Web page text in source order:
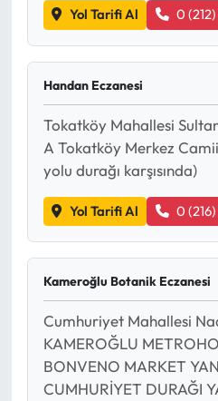
Yol Tarifi Al 0
Handan Eczanesi
Tokatköy Mahallesi
A Tokatköy Merkez Camii
yolu durağı karşısında)
Yol Tarifi Al 0
Kameroğlu Botanik Eczanesi
Cumhuriyet Mahallesi
KAMEROĞLU
BONVENO MARKET
CUMHURİYET DURAĞI